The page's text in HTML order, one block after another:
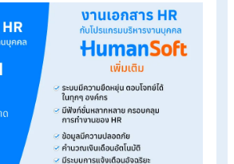
การเอกสารและลดภาระงานของ HR ได้ ก็สาม
ดความผิดพลาดไปได้ด้วยเช่นกัน
ของ HR ไม่ว่าจะเป็นเอกสารการลางาน การทำ
ำงานนั้น เป็นขั้นตอนที่นอกจากจะใช้พลังงานใน
ใช้เวลาในการทำมากด้วยเช่นกัน ฟังก์ชั่นจาก